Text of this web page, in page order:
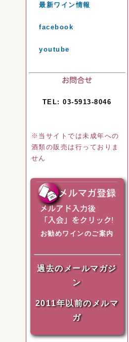
最新ワイン情報
facebook
youtube
TEL: 03-5913-8046
※当サイトでは未成年への
酒類の販売は行っておりま
せん
お勧めワインのご案内
過去のメールマガジ
ン
2011年以前のメルマ
ガ